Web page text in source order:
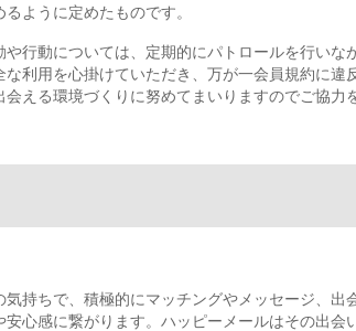
ように定めたものです。
行動については、定期的にパトロールを行いな
利用を心掛けていただき、万が一会員規約に違
える環境づくりに努めてまいりますのでご協力
持ちで、積極的にマッチングやメッセージ、出
心感に繋がります。ハッピーメールはその出会